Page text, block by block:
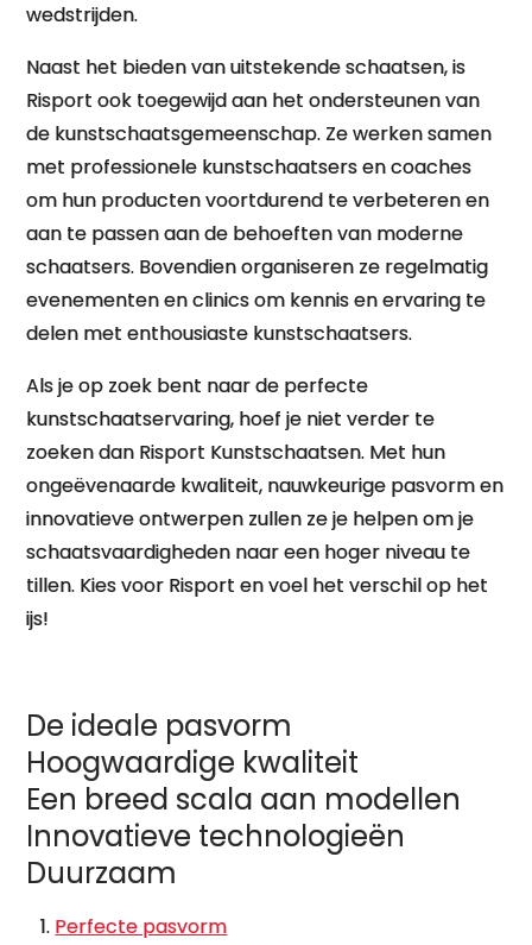
wedstrijden.
Naast het bieden van uitstekende schaatsen, is
Risport ook toegewijd aan het ondersteunen van
de kunstschaatsgemeenschap. Ze werken samen
met professionele kunstschaatsers en coaches
om hun producten voortdurend te verbeteren en
aan te passen aan de behoeften van moderne
schaatsers. Bovendien organiseren ze regelmatig
evenementen en clinics om kennis en ervaring te
delen met enthousiaste kunstschaatsers.
Als je op zoek bent naar de perfecte
kunstschaatservaring, hoef je niet verder te
zoeken dan Risport Kunstschaatsen. Met hun
ongeëvenaarde kwaliteit, nauwkeurige pasvorm en
innovatieve ontwerpen zullen ze je helpen om je
schaatsvaardigheden naar een hoger niveau te
tillen. Kies voor Risport en voel het verschil op het
ijs!
De ideale pasvorm
Hoogwaardige kwaliteit
Een breed scala aan modellen
Innovatieve technologieën
Duurzaam
Perfecte pasvorm